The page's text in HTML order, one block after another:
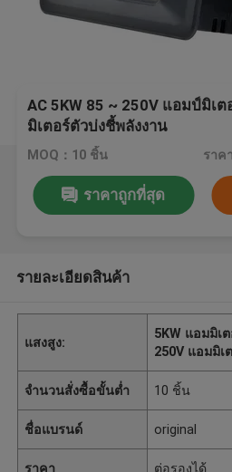
AC 5KW 85 ~ 250V แอมป์มิเ
มิเตอร์ตัวบ่งชี้พลังงาน
MOQ：10 ชิ้น ราค
ราคาถูกที่สุด
รายละเอียดสินค้า
แสงสูง:
5KW แอมมิเ
250V แอมมิ
จำนวนสั่งซื้อขั้นต่ำ 10 ชิ้น
ชื่อแบรนด์ original
ราคา ต่อรองได้